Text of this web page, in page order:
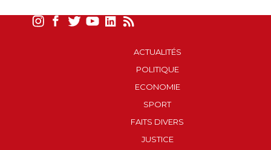
ACTUALITÉS
POLITIQUE
ECONOMIE
SPORT
FAITS DIVERS
JUSTICE